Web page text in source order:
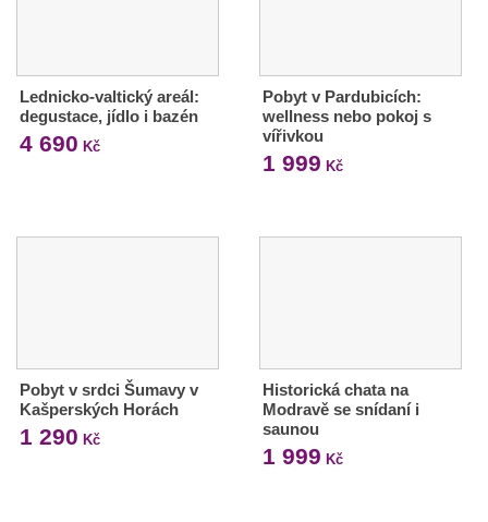
Lednicko-valtický areál:
degustace, jídlo i bazén
4 690 Kč
Pobyt v Pardubicích:
wellness nebo pokoj s
vířivkou
1 999 Kč
Pobyt v srdci Šumavy v
Kašperských Horách
1 290 Kč
Historická chata na
Modravě se snídaní i
saunou
1 999 Kč